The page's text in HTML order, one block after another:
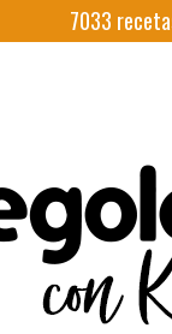
7033